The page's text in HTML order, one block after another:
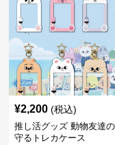
¥2,200 (税込)
推し活グッズ 動物友達
守るトレカケース